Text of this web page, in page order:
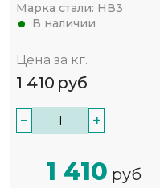
Марка стали: НВ3
В наличии
Цена за кг.
1 410 руб
− +
1 410 руб